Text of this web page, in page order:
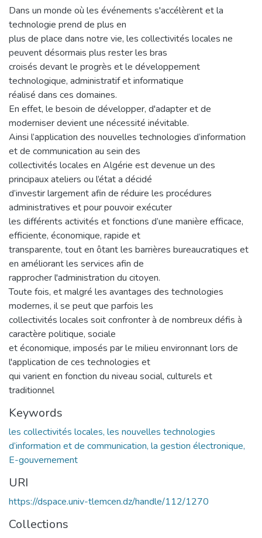
Dans un monde où les événements s'accélèrent et la
technologie prend de plus en
plus de place dans notre vie, les collectivités locales ne
peuvent désormais plus rester les bras
croisés devant le progrès et le développement
technologique, administratif et informatique
réalisé dans ces domaines.
En effet, le besoin de développer, d'adapter et de
moderniser devient une nécessité inévitable.
Ainsi l’application des nouvelles technologies d’information
et de communication au sein des
collectivités locales en Algérie est devenue un des
principaux ateliers ou l’état a décidé
d’investir largement afin de réduire les procédures
administratives et pour pouvoir exécuter
les différents activités et fonctions d’une manière efficace,
efficiente, économique, rapide et
transparente, tout en ôtant les barrières bureaucratiques et
en améliorant les services afin de
rapprocher l'administration du citoyen.
Toute fois, et malgré les avantages des technologies
modernes, il se peut que parfois les
collectivités locales soit confronter à de nombreux défis à
caractère politique, sociale
et économique, imposés par le milieu environnant lors de
l'application de ces technologies et
qui varient en fonction du niveau social, culturels et
traditionnel
Keywords
les collectivités locales, les nouvelles technologies
d’information et de communication, la gestion électronique,
E-gouvernement
URI
https://dspace.univ-tlemcen.dz/handle/112/1270
Collections